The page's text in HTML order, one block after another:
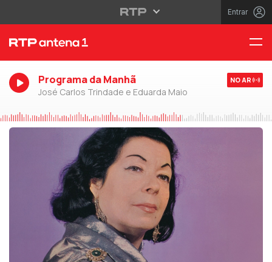
Entrar
Programa da Manhã
José Carlos Trindade e Eduarda Maio
NO AR